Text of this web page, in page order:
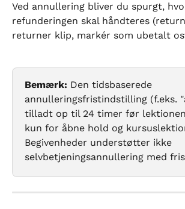
Ved annullering bliver du spurgt,
refunderingen skal håndteres
returner klip, markér som ubetalt
Bemærk: Den tidsbaserede
annulleringsfristindstilling (f.eks.
tilladt op til 24 timer før
kun for åbne hold og
Begivenheder understøtter ikke
selvbetjeningsannullering med